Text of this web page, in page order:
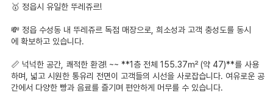
🥇 정읍시 유일한 뚜레쥬르!
💸 정읍 수성동 내 뚜레쥬르 독점 매장으로, 희소성과 고객 충성도를 동시
에 확보하고 있습니다.
📏 넉넉한 공간, 쾌적한 환경! ~~ **1층 전체 155.37㎡ (약 47)**를 사용
하며, 넓고 시원한 통유리 전면이 고객들의 시선을 사로잡습니다. 여유로운 공
간에서 다양한 빵과 음료를 즐기며 편안하게 머무를 수 있습니다.